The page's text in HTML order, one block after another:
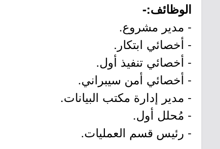
الوظائف:-
- مدير مشروع.
- أخصائي ابتكار.
- أخصائي تنفيذ أول.
- أخصائي أمن سيبراني.
- مدير إدارة مكتب البيانات.
- مُحلل أول.
- رئيس قسم العمليات.